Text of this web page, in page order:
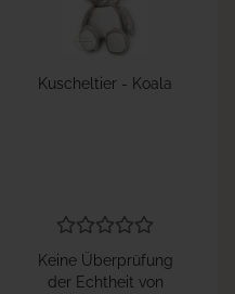
Kuscheltier - Koala
Keine Überprüfung
der Echtheit von